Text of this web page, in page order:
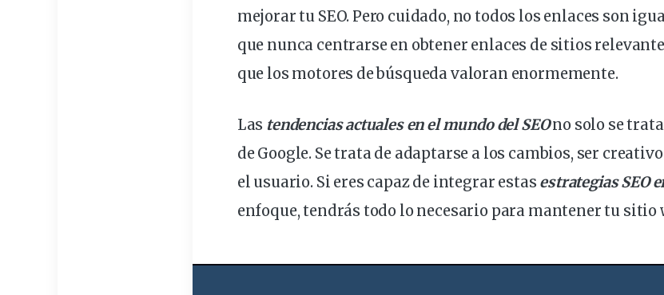
mejorar tu SEO. Pero cuidado, no todos los enlaces son
que nunca centrarse en obtener enlaces de sitios
que los motores de búsqueda valoran enormemente.
Las tendencias actuales en el mundo del SEOno solo se
de Google. Se trata de adaptarse a los cambios, ser
el usuario. Si eres capaz de integrar estas estrategias SEO
enfoque, tendrás todo lo necesario para mantener tu sitio